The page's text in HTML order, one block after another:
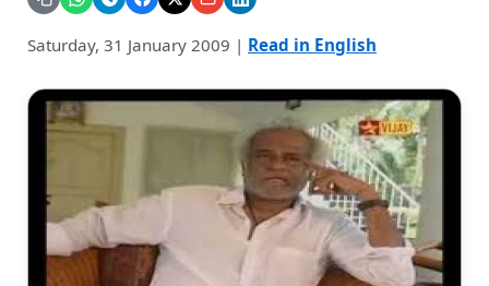
Saturday, 31 January 2009 | Read in English